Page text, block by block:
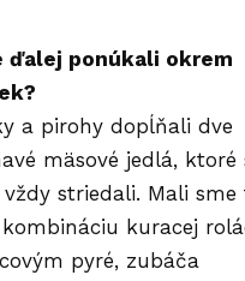
ďalej ponúkali okrem
a pirohy dopĺňali dve
mäsové jedlá, ktoré
striedali. Mali sme
kuracej
pyré, zubáča